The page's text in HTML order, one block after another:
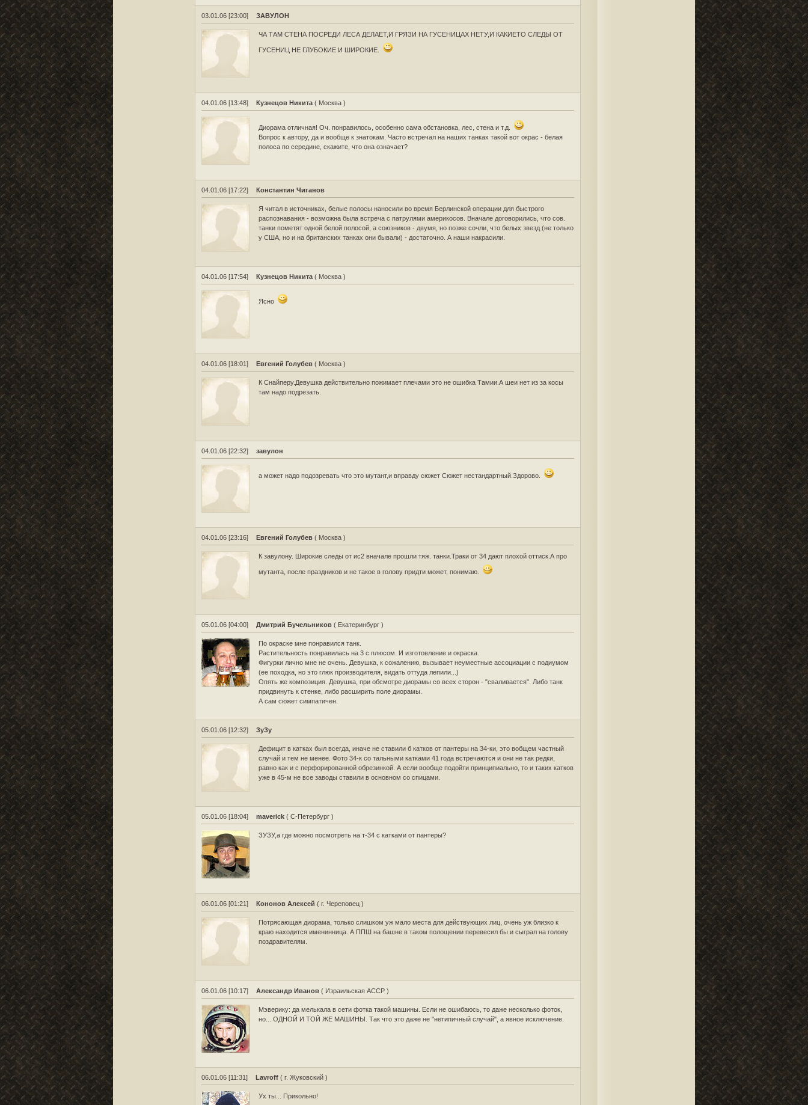
03.01.06 [23:00] ЗАВУЛОН
ЧА ТАМ СТЕНА ПОСРЕДИ ЛЕСА ДЕЛАЕТ,И ГРЯЗИ НА ГУСЕНИЦАХ НЕТУ,И КАКИЕТО СЛЕДЫ ОТ
ГУСЕНИЦ НЕ ГЛУБОКИЕ И ШИРОКИЕ.
04.01.06 [13:48] Кузнецов Никита ( Москва )
Диорама отличная! Оч. понравилось, особенно сама обстановка, лес, стена и т.д.
Вопрос к автору, да и вообще к знатокам. Часто встречал на наших танках такой вот окрас - белая
полоса по середине, скажите, что она означает?
04.01.06 [17:22] Константин Чиганов
Я читал в источниках, белые полосы наносили во время Берлинской операции для быстрого
распознавания - возможна была встреча с патрулями америкосов. Вначале договорились, что сов.
танки пометят одной белой полосой, а союзников - двумя, но позже сочли, что белых звезд (не только
у США, но и на британских танках они бывали) - достаточно. А наши накрасили.
04.01.06 [17:54] Кузнецов Никита ( Москва )
Ясно
04.01.06 [18:01] Евгений Голубев ( Москва )
К Снайперу.Девушка действительно пожимает плечами это не ошибка Тамии.А шеи нет из за косы
там надо подрезать.
04.01.06 [22:32] завулон
а может надо подозревать что это мутант,и вправду сюжет Сюжет нестандартный.Здорово.
04.01.06 [23:16] Евгений Голубев ( Москва )
К завулону. Широкие следы от ис2 вначале прошли тяж. танки.Траки от 34 дают плохой оттиск.А про
мутанта, после праздников и не такое в голову придти может, понимаю.
05.01.06 [04:00] Дмитрий Бучельников ( Екатеринбург )
По окраске мне понравился танк.
Растительность понравилась на 3 с плюсом. И изготовление и окраска.
Фигурки лично мне не очень. Девушка, к сожалению, вызывает неуместные ассоциации с подиумом
(ее походка, но это глюк производителя, видать оттуда лепили...)
Опять же композиция. Девушка, при обсмотре диорамы со всех сторон - "сваливается". Либо танк
придвинуть к стенке, либо расширить поле диорамы.
А сам сюжет симпатичен.
05.01.06 [12:32] ЗуЗу
Дефицит в катках был всегда, иначе не ставили б катков от пантеры на 34-ки, это вобщем частный
случай и тем не менее. Фото 34-к со тальными катками 41 года встречаются и они не так редки,
равно как и с перфорированной обрезинкой. А если вообще подойти принципиально, то и таких катков
уже в 45-м не все заводы ставили в основном со спицами.
05.01.06 [18:04] maverick ( С-Петербург )
ЗУЗУ,а где можно посмотреть на т-34 с катками от пантеры?
06.01.06 [01:21] Кононов Алексей ( г. Череповец )
Потрясающая диорама, только слишком уж мало места для действующих лиц, очень уж близко к
краю находится именинница. А ППШ на башне в таком полощении перевесил бы и сыграл на голову
поздравителям.
06.01.06 [10:17] Александр Иванов ( Израильская АССР )
Мэверику: да мелькала в сети фотка такой машины. Если не ошибаюсь, то даже несколько фоток,
но... ОДНОЙ И ТОЙ ЖЕ МАШИНЫ. Так что это даже не "нетипичный случай", а явное исключение.
06.01.06 [11:31] Lavroff ( г. Жуковский )
Ух ты... Прикольно!